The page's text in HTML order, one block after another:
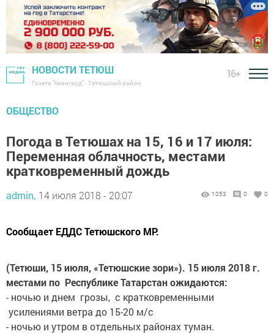
НОВОСТИ ТЕТЮШ
Газета "Авангард" - Тетюшский район
16+
ОБЩЕСТВО
Погода в Тетюшах на 15, 16 и 17 июля:
Переменная облачность, местами
кратковременный дождь
admin, 14 июля 2018 - 20:07 1053 0 0
Сообщает ЕДДС Тетюшского МР.
(Тетюши, 15 июля, «Тетюшские зори»). 15 июля 2018 г.
местами по Республике Татарстан ожидаются:
- ночью и днем грозы, с кратковременными
усилениями ветра до 15-20 м/с
- ночью и утром в отдельных районах туман.